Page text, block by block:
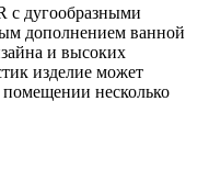
с дугообразными
дополнением ванной
и высоких
изделие может
несколько